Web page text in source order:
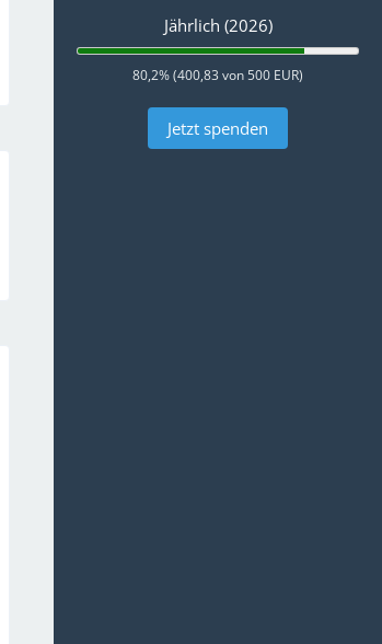
Jährlich (2026)
80,2% (400,83 von 500 EUR)
Jetzt spenden